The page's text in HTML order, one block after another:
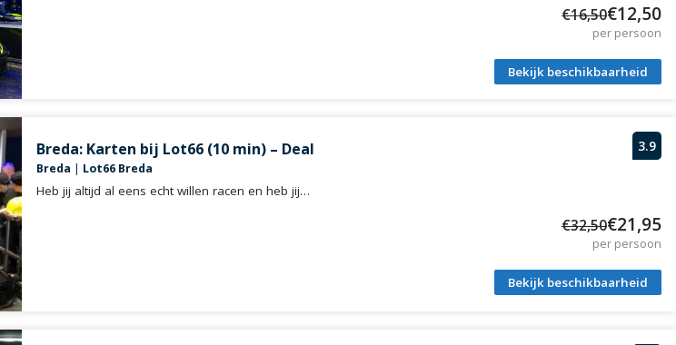
€16,50€12,50
per persoon
Bekijk beschikbaarheid
3.9
Breda: Karten bij Lot66 (10 min) – Deal
Breda | Lot66 Breda
Heb jij altijd al eens echt willen racen en heb jij…
€32,50€21,95
per persoon
Bekijk beschikbaarheid